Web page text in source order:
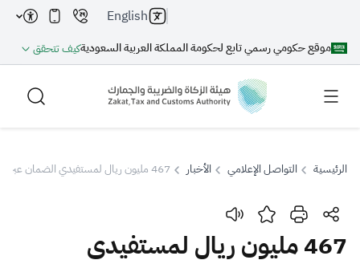
موقع حكومي رسمي تابع لحكومة المملكة العربية السعوديةكيف تتحقق
English
بحث
الرئيسية التواصل الإعلامي الأخبار 467 مليون ريال لمستفيدي الضمان عبر خدمة "زكاتي"
467 مليون ريال لمستفيدي